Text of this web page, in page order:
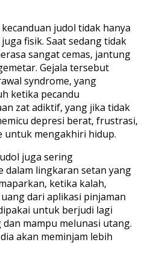
judol tidak hanya
fisik. Saat sedang tidak
sangat cemas, jantung
Gejala tersebut
syndrome, yang
ketika pecandu
zat adiktif, yang jika tidak
depresi berat, frustrasi,
untuk mengakhiri hidup.
juga sering
dalam lingkaran setan yang
ketika kalah,
dari aplikasi pinjaman
untuk berjudi lagi
mampu melunasi utang.
akan meminjam lebih